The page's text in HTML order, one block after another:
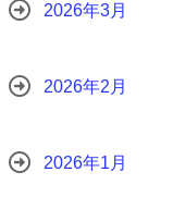
2026年3月
2026年2月
2026年1月